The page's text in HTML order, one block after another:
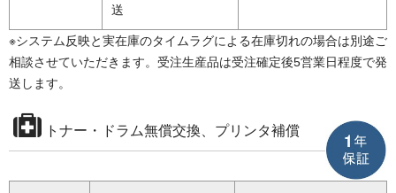
送
※システム反映と実在庫のタイムラグによる在庫切れの場合は別途ご
相談させていただきます。受注生産品は受注確定後5営業日程度で発
送します。
トナー・ドラム無償交換、プリンタ補償